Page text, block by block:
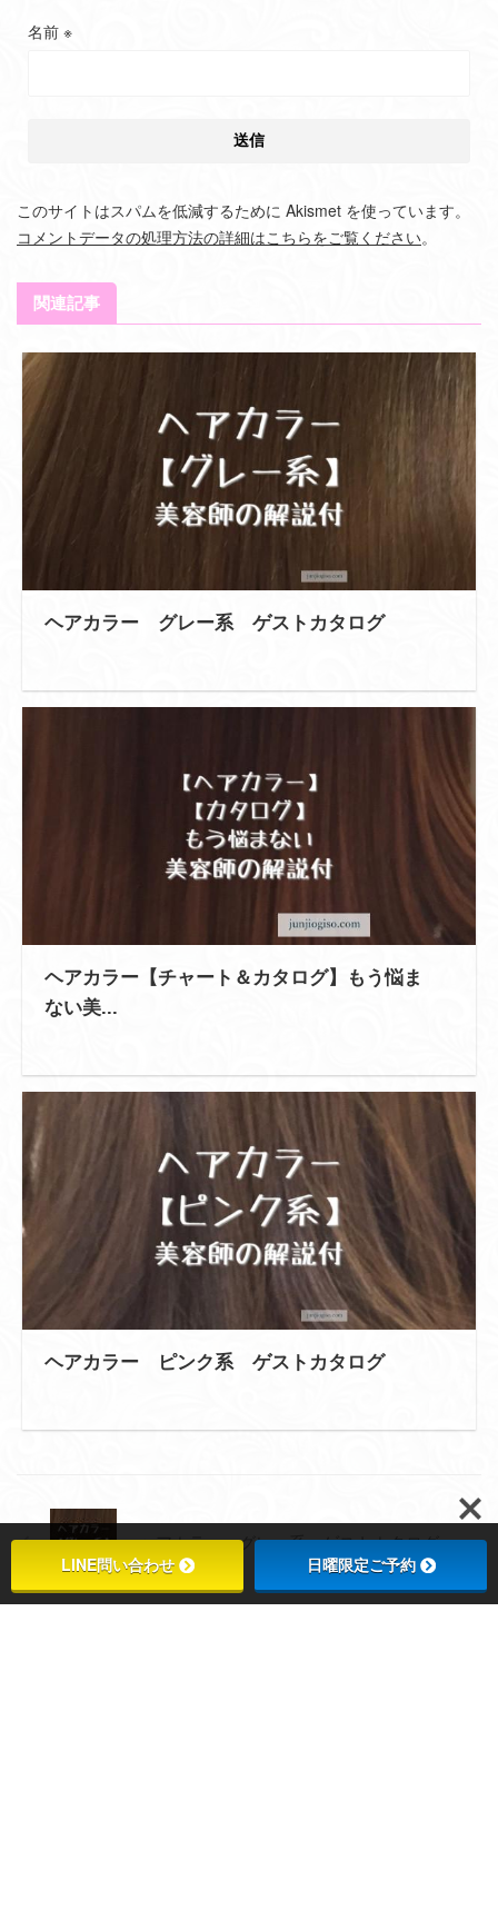
名前 ※
このサイトはスパムを低減するために Akismet を使っています。
コメントデータの処理方法の詳細はこちらをご覧ください。
関連記事
ヘアカラー グレー系 ゲストカタログ
ヘアカラー【チャート＆カタログ】もう悩ま
ない美...
ヘアカラー ピンク系 ゲストカタログ
ヘアカラー グレー系 ゲストカタログ
LINE問い合わせ 日曜限定ご予約